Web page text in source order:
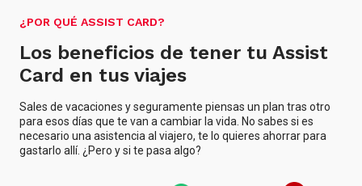
¿POR QUÉ ASSIST CARD?
Los beneficios de tener tu Assist
Card en tus viajes
Sales de vacaciones y seguramente piensas un plan tras otro
para esos días que te van a cambiar la vida. No sabes si es
necesario una asistencia al viajero, te lo quieres ahorrar para
gastarlo allí. ¿Pero y si te pasa algo?